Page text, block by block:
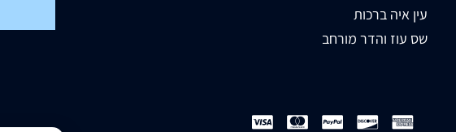
עין איה ברכות
שס עוז והדר מורחב